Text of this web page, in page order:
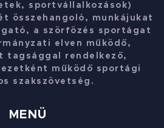
sportvállalkozások)
összehangoló, munkájukat
a szörfözés sportágat
elven működő,
tagsággal rendelkező,
működő sportági
szakszövetség.
MENÜ